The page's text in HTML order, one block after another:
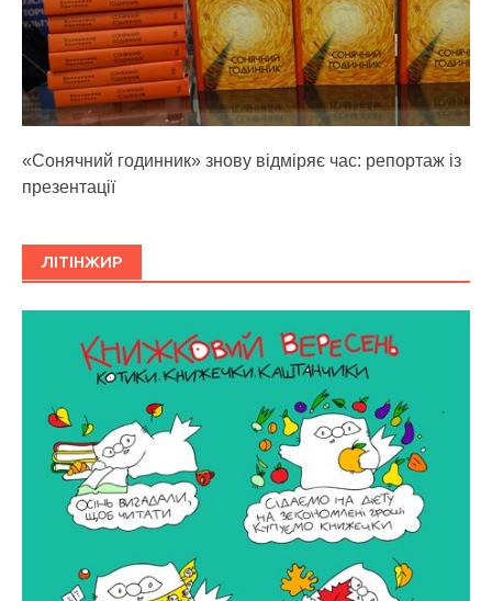
«Сонячний годинник» знову відміряє час: репортаж із
презентації
ЛІТІНЖИР